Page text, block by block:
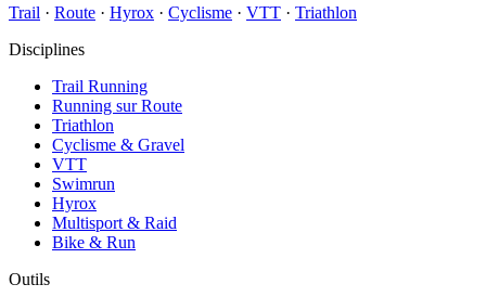
Trail · Route · Hyrox · Cyclisme · VTT · Triathlon
Disciplines
Trail Running
Running sur Route
Triathlon
Cyclisme & Gravel
VTT
Swimrun
Hyrox
Multisport & Raid
Bike & Run
Outils